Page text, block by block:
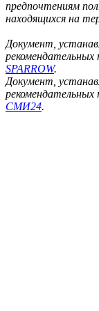
предпочтениям
находящихся на
Документ,
SPARROW.
Документ,
СМИ24.